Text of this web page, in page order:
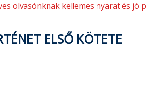
olvasónknak kellemes nyarat és jó
ELSŐ KÖTETE